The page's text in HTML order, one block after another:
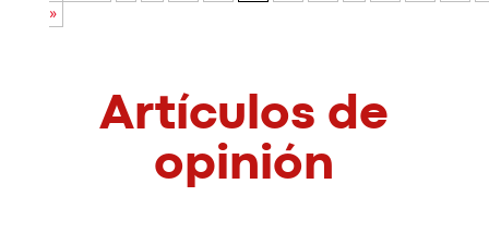
»
Artículos de
opinión